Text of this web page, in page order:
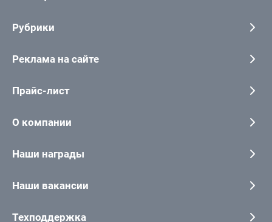
Рубрики
Реклама на сайте
Прайс-лист
О компании
Наши награды
Наши вакансии
Техподдержка